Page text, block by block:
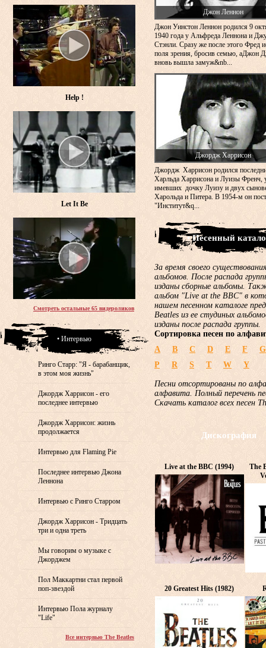
Джон Леннон
Джон Уинстон Леннон родился 9
1940 года у Альфреда Леннона и
Стэнли. Сразу же после этого Фред
поля зрения, бросив семью, аДжон
вновь вышла замуж&nb...
Джордж Харрисон
Джордж Харрисон родился
Харльда Харрисона и Луизы Френч,
имевших дочку Луизу и двух
Харольда и Питера. В 1954-м он
"Институт&q...
• Песенный
За время своего
альбомов. После распада
изданы сборные альбомы.
альбом "Live at the BBC" в
нашем песенном каталоге
Beatles из ее студиных
изданы после распада группы.
Сортировка песен по
A
B C D E F
G
P
R S T W Y
Песни отсортированы по
алфавита. Полный перечень
Скачать каталог всех песен
Дискография
Live at the BBC (1994)
The
20 Greatest Hits (1982)
Help !
Let It Be
Смотреть остальные 65 видероликов
• Интервью
Ринго Старр: "Я - барабанщик,
в этом моя жизнь"
Джордж Харрисон - его
последнее интервью
Джордж Харрисон: жизнь
продолжается
Интервью для Flaming Pie
Последнее интервью Джона
Леннона
Интервью с Ринго Старром
Джордж Харрисон - Тридцать
три и одна треть
Мы говорим о музыке с
Джорджем
Пол Маккартни стал первой
поп-звездой
Интервью Пола журналу
"Life"
Все интервью The Beatles